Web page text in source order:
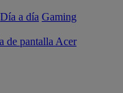
Día a día Gaming
de pantalla Acer